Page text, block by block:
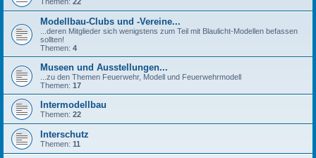
Modellbau-Clubs und -Vereine...
...deren Mitglieder sich wenigstens zum Teil mit Blaulicht-Modellen befassen
sollten!
Themen: 4
Museen und Ausstellungen...
...zu den Themen Feuerwehr, Modell und Feuerwehrmodell
Themen: 17
Intermodellbau
Themen: 22
Interschutz
Themen: 11